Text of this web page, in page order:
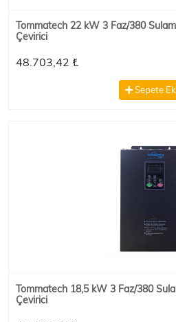
Tommatech 22 kW 3 Faz/380
Çevirici
48.703,42 ₺
Sepete
Tommatech 18,5 kW 3 Faz/380
Çevirici